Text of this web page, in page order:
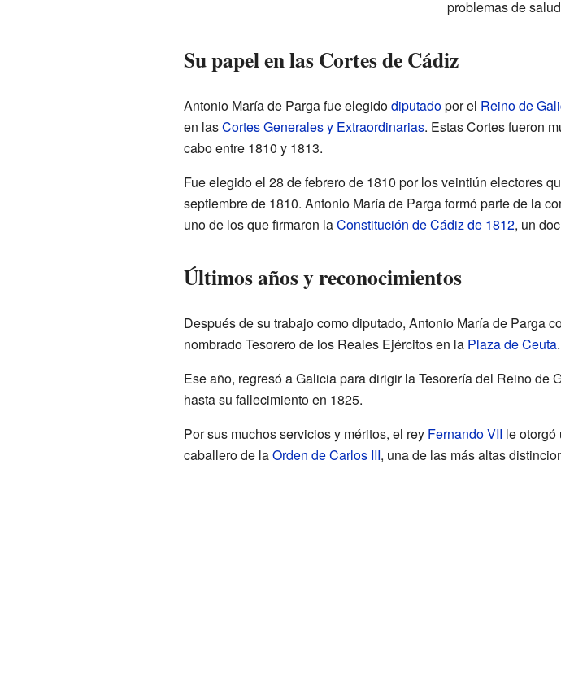
problemas de
Su papel en las Cortes de Cádiz
Antonio María de Parga fue elegidodiputadopor el Reino de
en lasCortes Generales y Extraordinarias. Estas Cortes fueron
cabo entre 1810 y 1813.
Fue elegido el 28 de febrero de 1810 por los veintiún electores
septiembre de 1810. Antonio María de Parga formó parte de la
uno de los que firmaron laConstitución de Cádiz de 1812, un
Últimos años y reconocimientos
Después de su trabajo como diputado, Antonio María de Parga
nombrado Tesorero de los Reales Ejércitos en la Plaza de Ceuta
Ese año, regresó a Galicia para dirigir la Tesorería del Reino de
hasta su fallecimiento en 1825.
Por sus muchos servicios y méritos, el rey Fernando VII le otorgó
caballero de laOrden de Carlos III, una de las más altas